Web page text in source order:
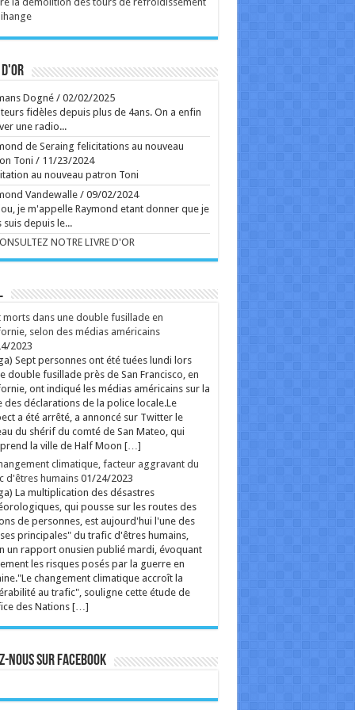
Ecrit le 05/08 10:55
sur la réaction d'un couple face à
Ecrit le 06/08 10:44
V2 Scriptrss
Dogné/ 02/02/2025
fidèles depuis plus de 4ans. On a enfin
une radio...
de Seraing felicitations au nouveau
Toni / 11/23/2024
au nouveau patron Toni
Vandewalle/ 09/02/2024
je m'appelle Raymond etant donner que je
suis depuis le...
NOTRE LIVRE D'OR
morts dans une double fusillade en
selon des médias américains
2023
Sept personnes ont été tuées lundi lors
double fusillade près de San Francisco, en
ont indiqué les médias américains sur la
des déclarations de la police locale.Le
a été arrêté, a annoncé sur Twitter le
du shérif du comté de San Mateo, qui
la ville de Half Moon […]
climatique, facteur aggravant du
d'êtres humains 01/24/2023
La multiplication des désastres
qui pousse sur les routes des
de personnes, est aujourd'hui l'une des
principales" du trafic d'êtres humains,
un rapport onusien publié mardi, évoquant
les risques posés par la guerre en
changement climatique accroît la
au trafic", souligne cette étude de
des Nations […]
nous sur Facebook